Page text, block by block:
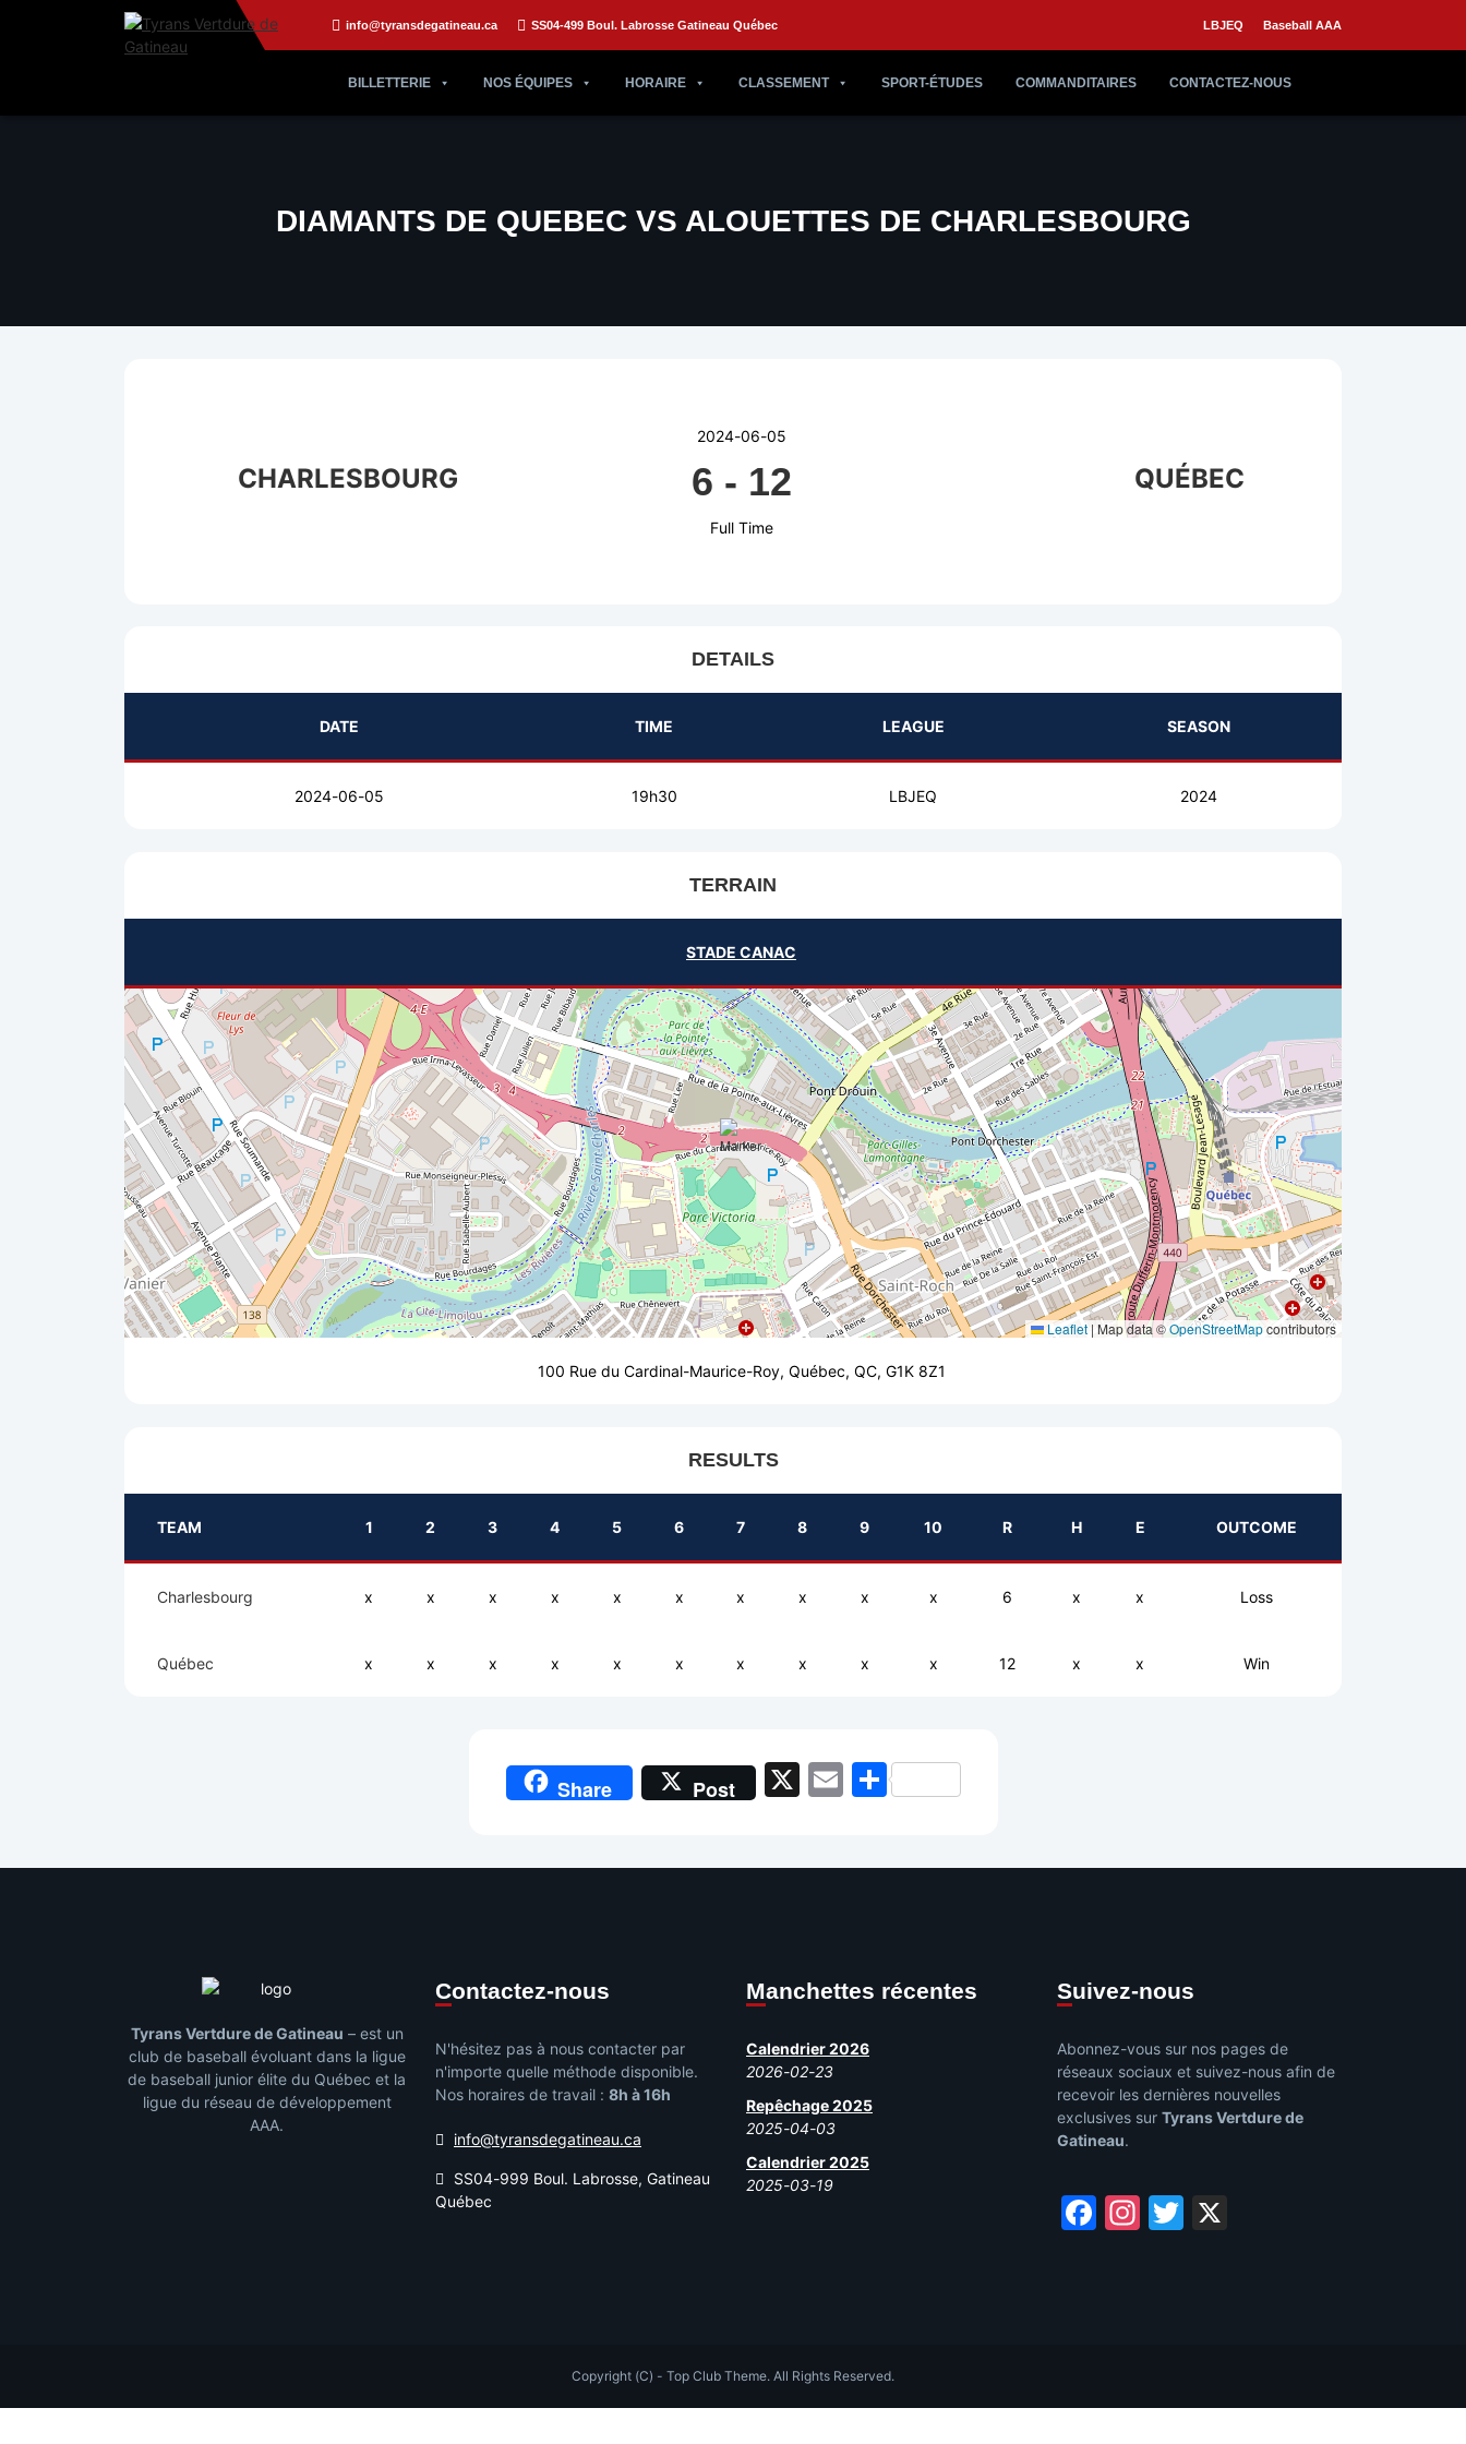
info@tyransdegatineau.ca SS04-499 Boul. Labrosse Gatineau Québec LBJEQ Baseball AAA
BILLETTERIE NOS ÉQUIPES HORAIRE CLASSEMENT SPORT-ÉTUDES COMMANDITAIRES CONTACTEZ-NOUS
DIAMANTS DE QUEBEC VS ALOUETTES DE CHARLESBOURG
CHARLESBOURG QUÉBEC
2024-06-05
6 - 12
Full Time
DETAILS
DATE TIME LEAGUE SEASON
2024-06-05 19h30 LBJEQ 2024
TERRAIN
STADE CANAC
Leaflet | Map data ©OpenStreetMapcontributors
100 Rue du Cardinal-Maurice-Roy, Québec, QC, G1K 8Z1
RESULTS
TEAM 1 2 3 4 5 6 7 8 9 10 R H E OUTCOME
Charlesbourg x x x x x x x x x x 6 x x Loss
Québec x x x x x x x x x x 12 x x Win
Share Post X EmailShare
Tyrans Vertdure de Gatineau – est un
club de baseball évoluant dans la ligue
de baseball junior élite du Québec et la
ligue du réseau de développement
AAA.
Contactez-nous
N'hésitez pas à nous contacter par
n'importe quelle méthode disponible.
Nos horaires de travail : 8h à 16h
info@tyransdegatineau.ca
SS04-999 Boul. Labrosse, Gatineau
Québec
Manchettes récentes
Calendrier 2026
2026-02-23
Repêchage 2025
2025-04-03
Calendrier 2025
2025-03-19
Suivez-nous
Abonnez-vous sur nos pages de
réseaux sociaux et suivez-nous afin de
recevoir les dernières nouvelles
exclusives sur Tyrans Vertdure de
Gatineau.
Facebook
Instagram
Twitter
Copyright (C) - Top Club Theme. All Rights Reserved.